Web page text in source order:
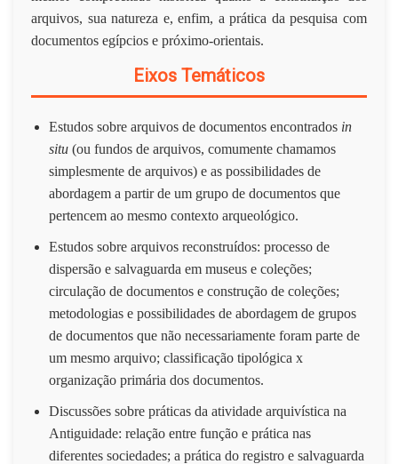
arquivos, sua natureza e, enfim, a prática da pesquisa com
documentos egípcios e próximo-orientais.
Eixos Temáticos
Estudos sobre arquivos de documentos encontrados in
situ (ou fundos de arquivos, comumente chamamos
simplesmente de arquivos) e as possibilidades de
abordagem a partir de um grupo de documentos que
pertencem ao mesmo contexto arqueológico.
Estudos sobre arquivos reconstruídos: processo de
dispersão e salvaguarda em museus e coleções;
circulação de documentos e construção de coleções;
metodologias e possibilidades de abordagem de grupos
de documentos que não necessariamente foram parte de
um mesmo arquivo; classificação tipológica x
organização primária dos documentos.
Discussões sobre práticas da atividade arquivística na
Antiguidade: relação entre função e prática nas
diferentes sociedades; a prática do registro e salvaguarda